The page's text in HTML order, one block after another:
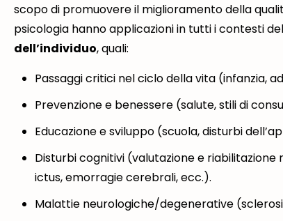
scopo di promuovere il miglioramento della
psicologia hanno applicazioni in tutti i contesti
dell’individuo, quali:
Passaggi critici nel ciclo della vita (infanzia,
Prevenzione e benessere (salute, stili di
Educazione e sviluppo (scuola, disturbi
Disturbi cognitivi (valutazione e
ictus, emorragie cerebrali, ecc.).
Malattie neurologiche/degenerative